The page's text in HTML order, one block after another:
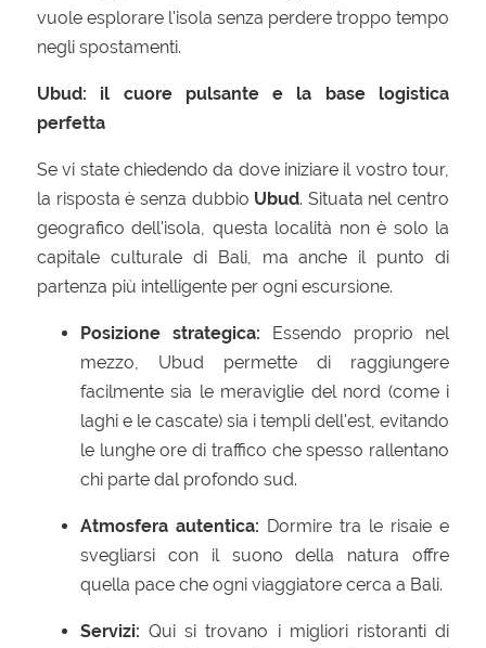
vuole esplorare l'isola senza perdere troppo tempo
negli spostamenti.
Ubud: il cuore pulsante e la base logistica
perfetta
Se vi state chiedendo da dove iniziare il vostro tour,
la risposta è senza dubbio Ubud. Situata nel centro
geografico dell'isola, questa località non è solo la
capitale culturale di Bali, ma anche il punto di
partenza più intelligente per ogni escursione.
Posizione strategica: Essendo proprio nel
mezzo, Ubud permette di raggiungere
facilmente sia le meraviglie del nord (come i
laghi e le cascate) sia i templi dell'est, evitando
le lunghe ore di traffico che spesso rallentano
chi parte dal profondo sud.
Atmosfera autentica: Dormire tra le risaie e
svegliarsi con il suono della natura offre
quella pace che ogni viaggiatore cerca a Bali.
Servizi: Qui si trovano i migliori ristoranti di